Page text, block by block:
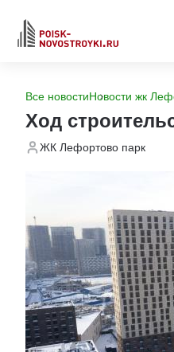
Все новостиНовости жк
Ход
ЖК Лефортово парк